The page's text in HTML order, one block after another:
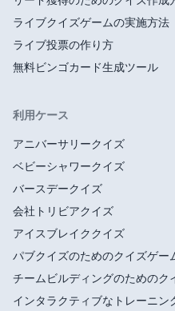
ライブクイズゲームの実施方法
ライブ投票の作り方
無料ビンゴカード生成ツール
利用ケース
アニバーサリークイズ
ベビーシャワークイズ
バースデークイズ
会社トリビアクイズ
アイスブレイククイズ
パブクイズのためのクイズゲー
チームビルディングのためのク
インタラクティブなトレーニン